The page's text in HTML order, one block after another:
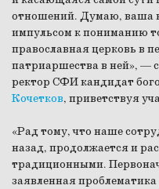
отношений. Думаю, ваша
импульсом к пониманию
православная церковь в
патриаршества в ней», —
ректор СФИ кандидат
Кочетков, приветствуя
«Рад тому, что наше
назад, продолжается и
традиционными.
заявленная